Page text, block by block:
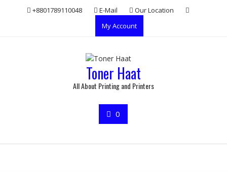
+8801789110048 E-Mail
Our Location
My Account
Toner Haat
All About Printing and Printers
0